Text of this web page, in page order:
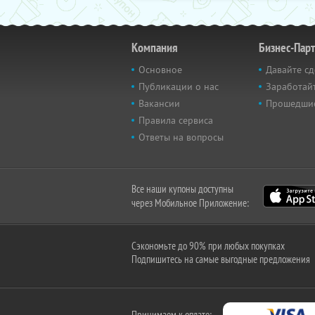
Компания
Основное
Публикации о нас
Вакансии
Правила сервиса
Ответы на вопросы
Бизнес-
Давайте
Все наши купоны доступны
через Мобильное Приложение:
Сэкономьте до 90% при любых покупках
Подпишитесь на самые выгодные предложения